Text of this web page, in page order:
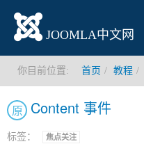
JOOMLA中文网
你目前位置: 首页 教程
Content 事件
原
标签： 焦点关注